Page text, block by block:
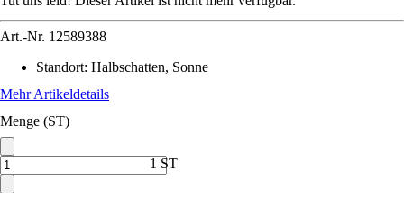
Art.-Nr. 12589388
Standort: Halbschatten, Sonne
Mehr Artikeldetails
Menge (ST)
1 ST